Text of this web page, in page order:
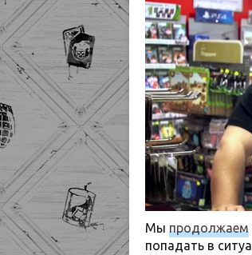
Мы продолжаем
попадать в